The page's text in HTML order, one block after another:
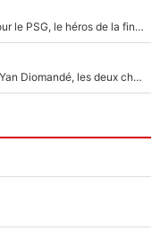
«Le suicide de Ferran Torres» : En partance pour le PSG, le héros de la finale de la Coupe du monde s'attire les foudres de la presse espagnole !
Antoine Griezmann et N'Golo Kanté : Comme Yan Diomandé, les deux champions du monde ont refusé de signer au PSG !